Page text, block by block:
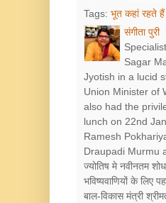
Tags: भूत कहां रहते हैं
संगीता पुरी
Sagar
Jyotish in a lucid
Union Minister of
also had the
lunch on 22nd
Ramesh
Draupadi Murmu
ज्योतिष मे नवीनतम
भविष्यवाणियों के लिए
बाल-विकास मंत्री